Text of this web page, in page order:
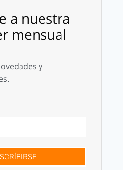
a nuestra
mensual
y